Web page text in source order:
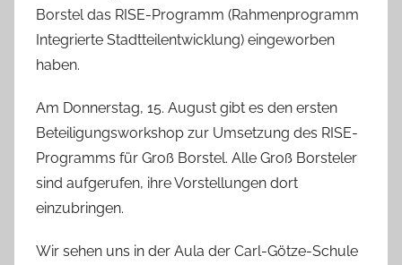
Borstel das RISE-Programm (Rahmenprogramm
Integrierte Stadtteilentwicklung) eingeworben
haben.
Am Donnerstag, 15. August gibt es den ersten
Beteiligungsworkshop zur Umsetzung des RISE-
Programms für Groß Borstel. Alle Groß Borsteler
sind aufgerufen, ihre Vorstellungen dort
einzubringen.
Wir sehen uns in der Aula der Carl-Götze-Schule